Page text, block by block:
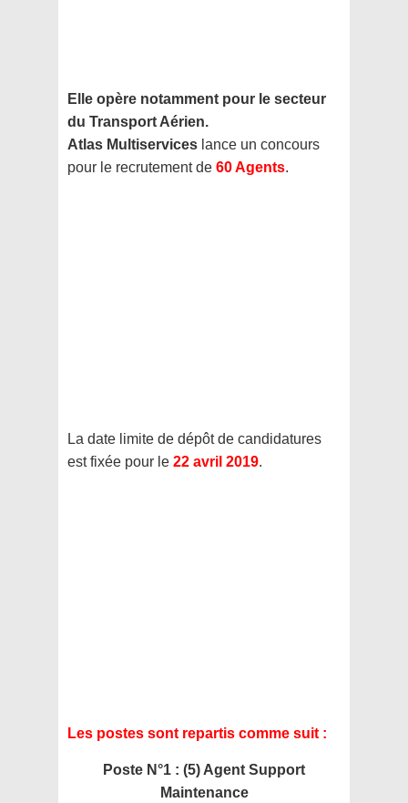
Elle opère notamment pour le secteur
du Transport Aérien.
Atlas Multiservices lance un concours
pour le recrutement de 60 Agents.
La date limite de dépôt de candidatures
est fixée pour le 22 avril 2019.
Les postes sont repartis comme suit :
Poste N°1 : (5) Agent Support
Maintenance